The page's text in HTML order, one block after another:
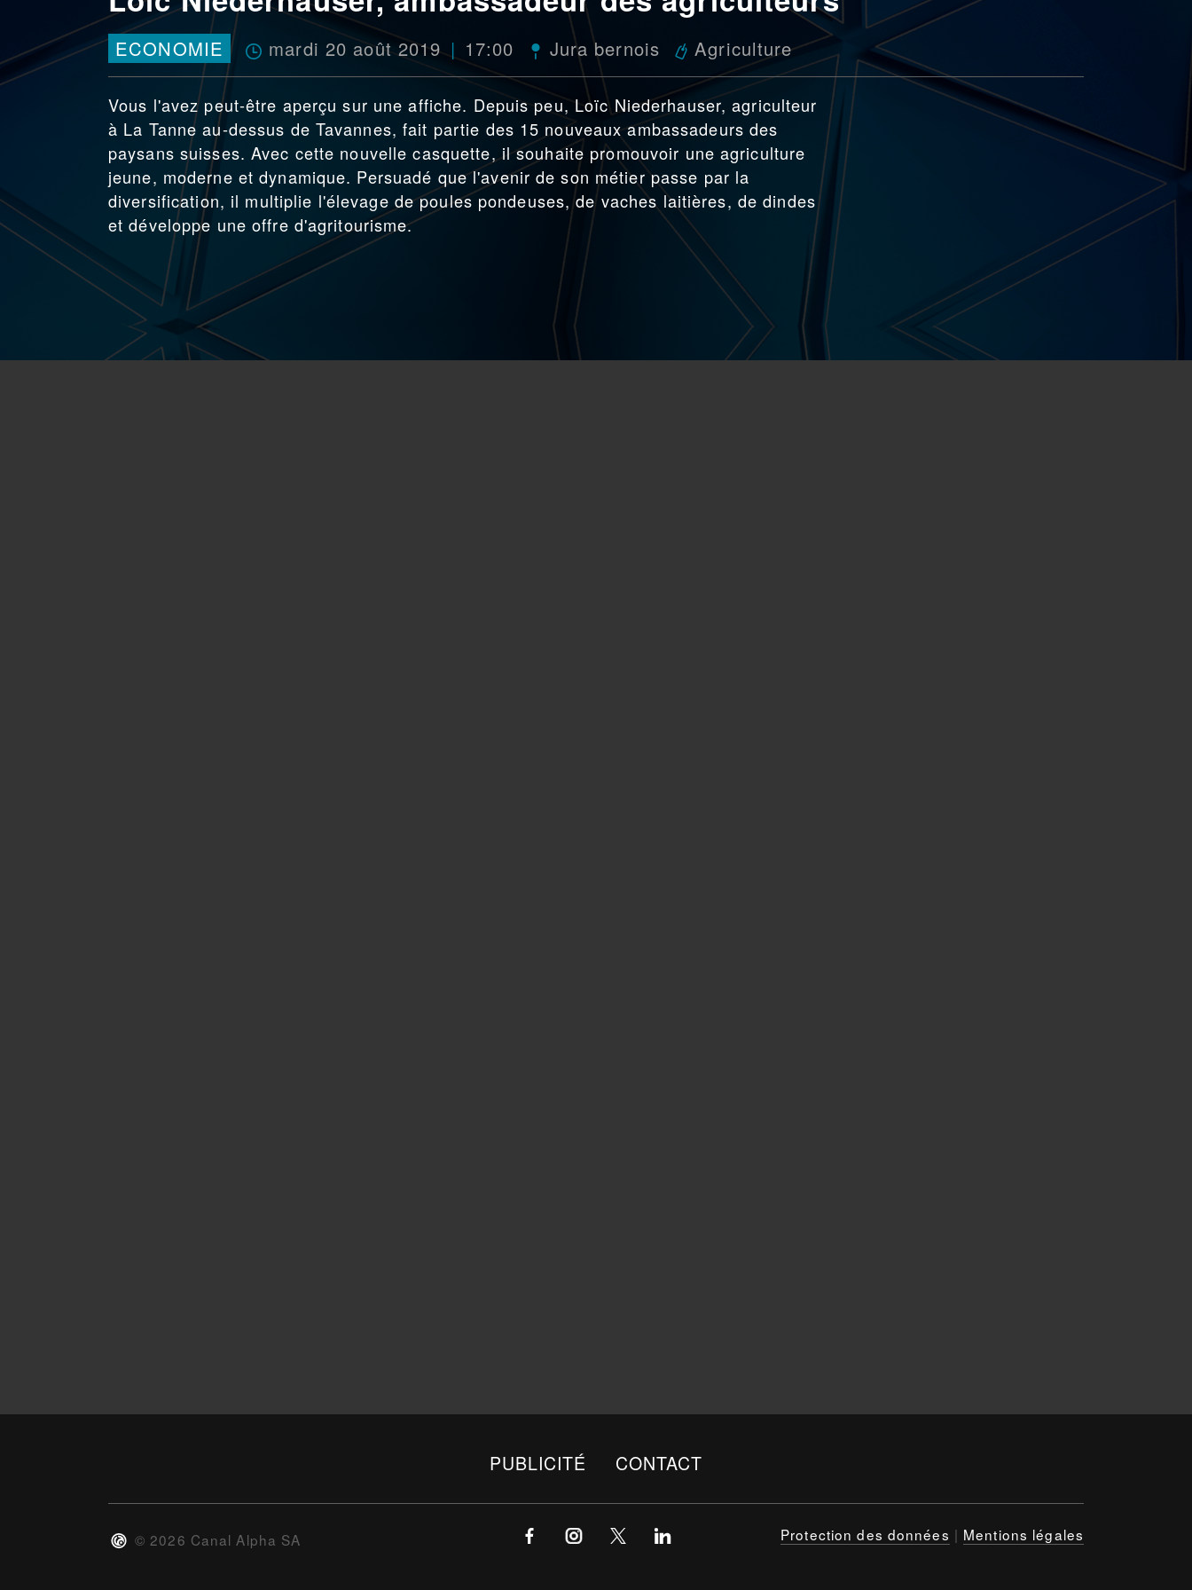
ECONOMIE mardi 20 août 2019 17:00 Jura bernois Agriculture
Vous l'avez peut-être aperçu sur une affiche. Depuis peu, Loïc Niederhauser, agriculteur
à La Tanne au-dessus de Tavannes, fait partie des 15 nouveaux ambassadeurs des
paysans suisses. Avec cette nouvelle casquette, il souhaite promouvoir une agriculture
jeune, moderne et dynamique. Persuadé que l'avenir de son métier passe par la
diversification, il multiplie l'élevage de poules pondeuses, de vaches laitières, de dindes
et développe une offre d'agritourisme.
PUBLICITÉ CONTACT
© 2026 Canal Alpha SA Protection des données | Mentions légales